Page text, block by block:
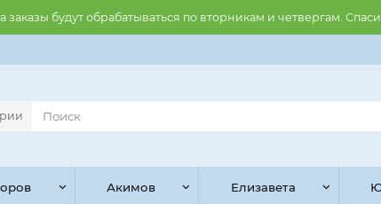
заказы будут обрабатываться по вторникам и четвергам.
Акимов Елизавета